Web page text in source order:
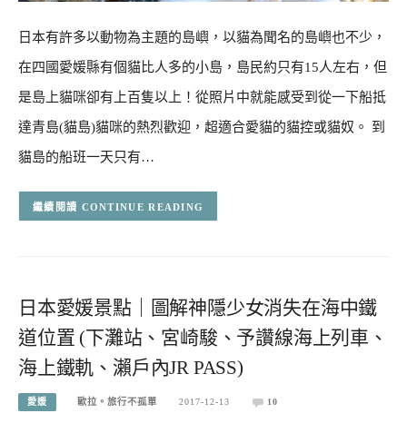
日本有許多以動物為主題的島嶼，以貓為聞名的島嶼也不少，
在四國愛媛縣有個貓比人多的小島，島民約只有15人左右，但
是島上貓咪卻有上百隻以上！從照片中就能感受到從一下船抵
達青島(貓島)貓咪的熱烈歡迎，超適合愛貓的貓控或貓奴。 到
貓島的船班一天只有…
CONTINUE READING
日本愛媛景點｜圖解神隱少女消失在海中鐵
道位置 (下灘站、宮崎駿、予讚線海上列車、
海上鐵軌、瀨戶內JR PASS)
愛媛 歐拉。旅行不孤單 2017-12-13 10